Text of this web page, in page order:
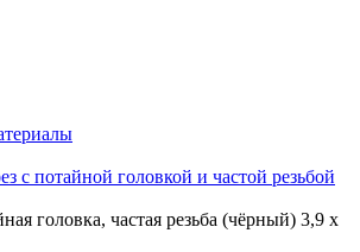
с потайной головкой и частой резьбой
головка, частая резьба (чёрный) 3,9 х